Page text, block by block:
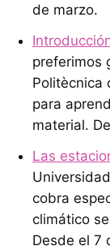
de marzo.
preferimos
Politècnica
para
material.
Las
cobra
climático
Desde el 7